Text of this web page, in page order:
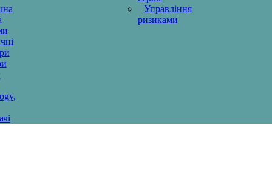
Управління
ризиками